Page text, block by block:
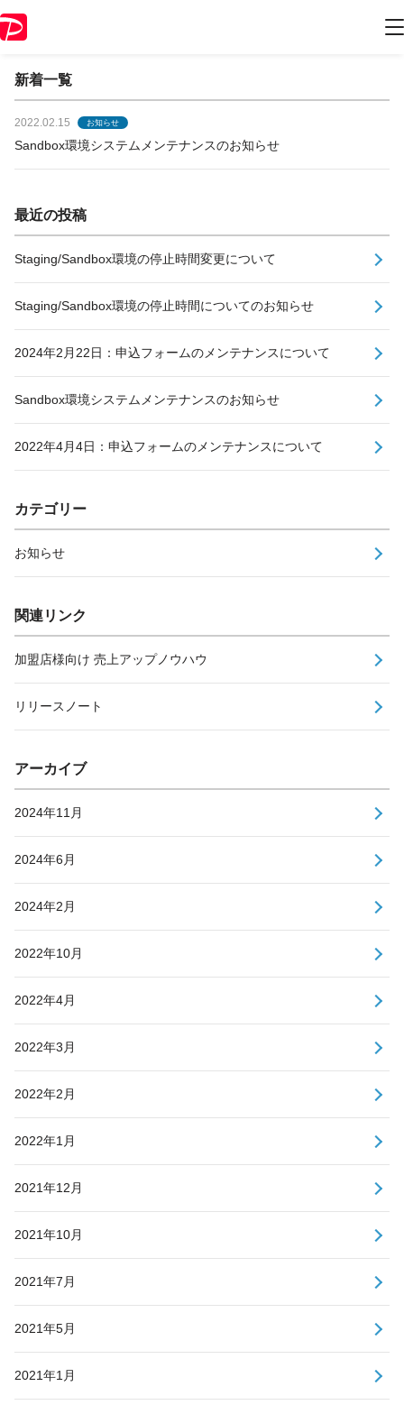
新着一覧
2022.02.15 お知らせ
Sandbox環境システムメンテナンスのお知らせ
最近の投稿
Staging/Sandbox環境の停止時間変更について
Staging/Sandbox環境の停止時間についてのお知らせ
2024年2月22日：申込フォームのメンテナンスについて
Sandbox環境システムメンテナンスのお知らせ
2022年4月4日：申込フォームのメンテナンスについて
カテゴリー
お知らせ
関連リンク
加盟店様向け 売上アップノウハウ
リリースノート
アーカイブ
2024年11月
2024年6月
2024年2月
2022年10月
2022年4月
2022年3月
2022年2月
2022年1月
2021年12月
2021年10月
2021年7月
2021年5月
2021年1月